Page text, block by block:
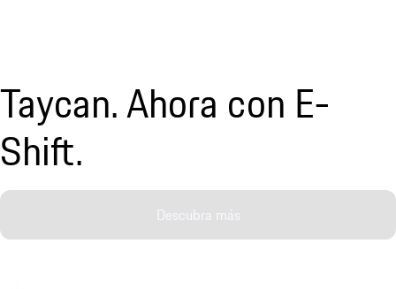
Taycan. Ahora con E-
Shift.
Descubra más